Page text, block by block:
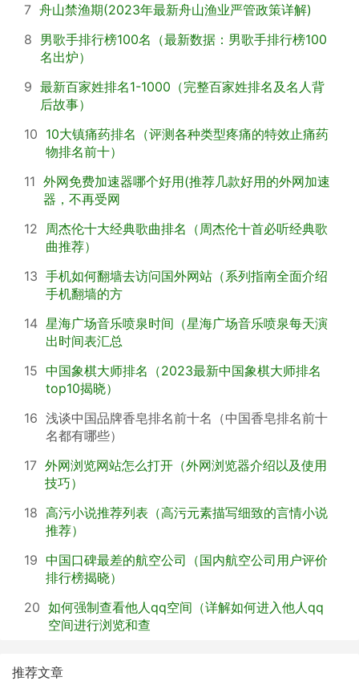
7 舟山禁渔期(2023年最新舟山渔业严管政策详解)
8 男歌手排行榜100名（最新数据：男歌手排行榜100
名出炉）
9 最新百家姓排名1-1000（完整百家姓排名及名人背
后故事）
10 10大镇痛药排名（评测各种类型疼痛的特效止痛药
物排名前十）
11 外网免费加速器哪个好用(推荐几款好用的外网加速
器，不再受网
12
周杰伦十大经典歌曲排名（周杰伦十首必听经典歌
曲推荐）
13 手机如何翻墙去访问国外网站（系列指南全面介绍
手机翻墙的方
14 星海广场音乐喷泉时间（星海广场音乐喷泉每天演
出时间表汇总
15 中国象棋大师排名（2023最新中国象棋大师排名
top10揭晓）
16 浅谈中国品牌香皂排名前十名（中国香皂排名前十
名都有哪些）
17 外网浏览网站怎么打开（外网浏览器介绍以及使用
技巧）
18 高污小说推荐列表（高污元素描写细致的言情小说
推荐）
19 中国口碑最差的航空公司（国内航空公司用户评价
排行榜揭晓）
20 如何强制查看他人qq空间（详解如何进入他人qq
空间进行浏览和查
推荐文章